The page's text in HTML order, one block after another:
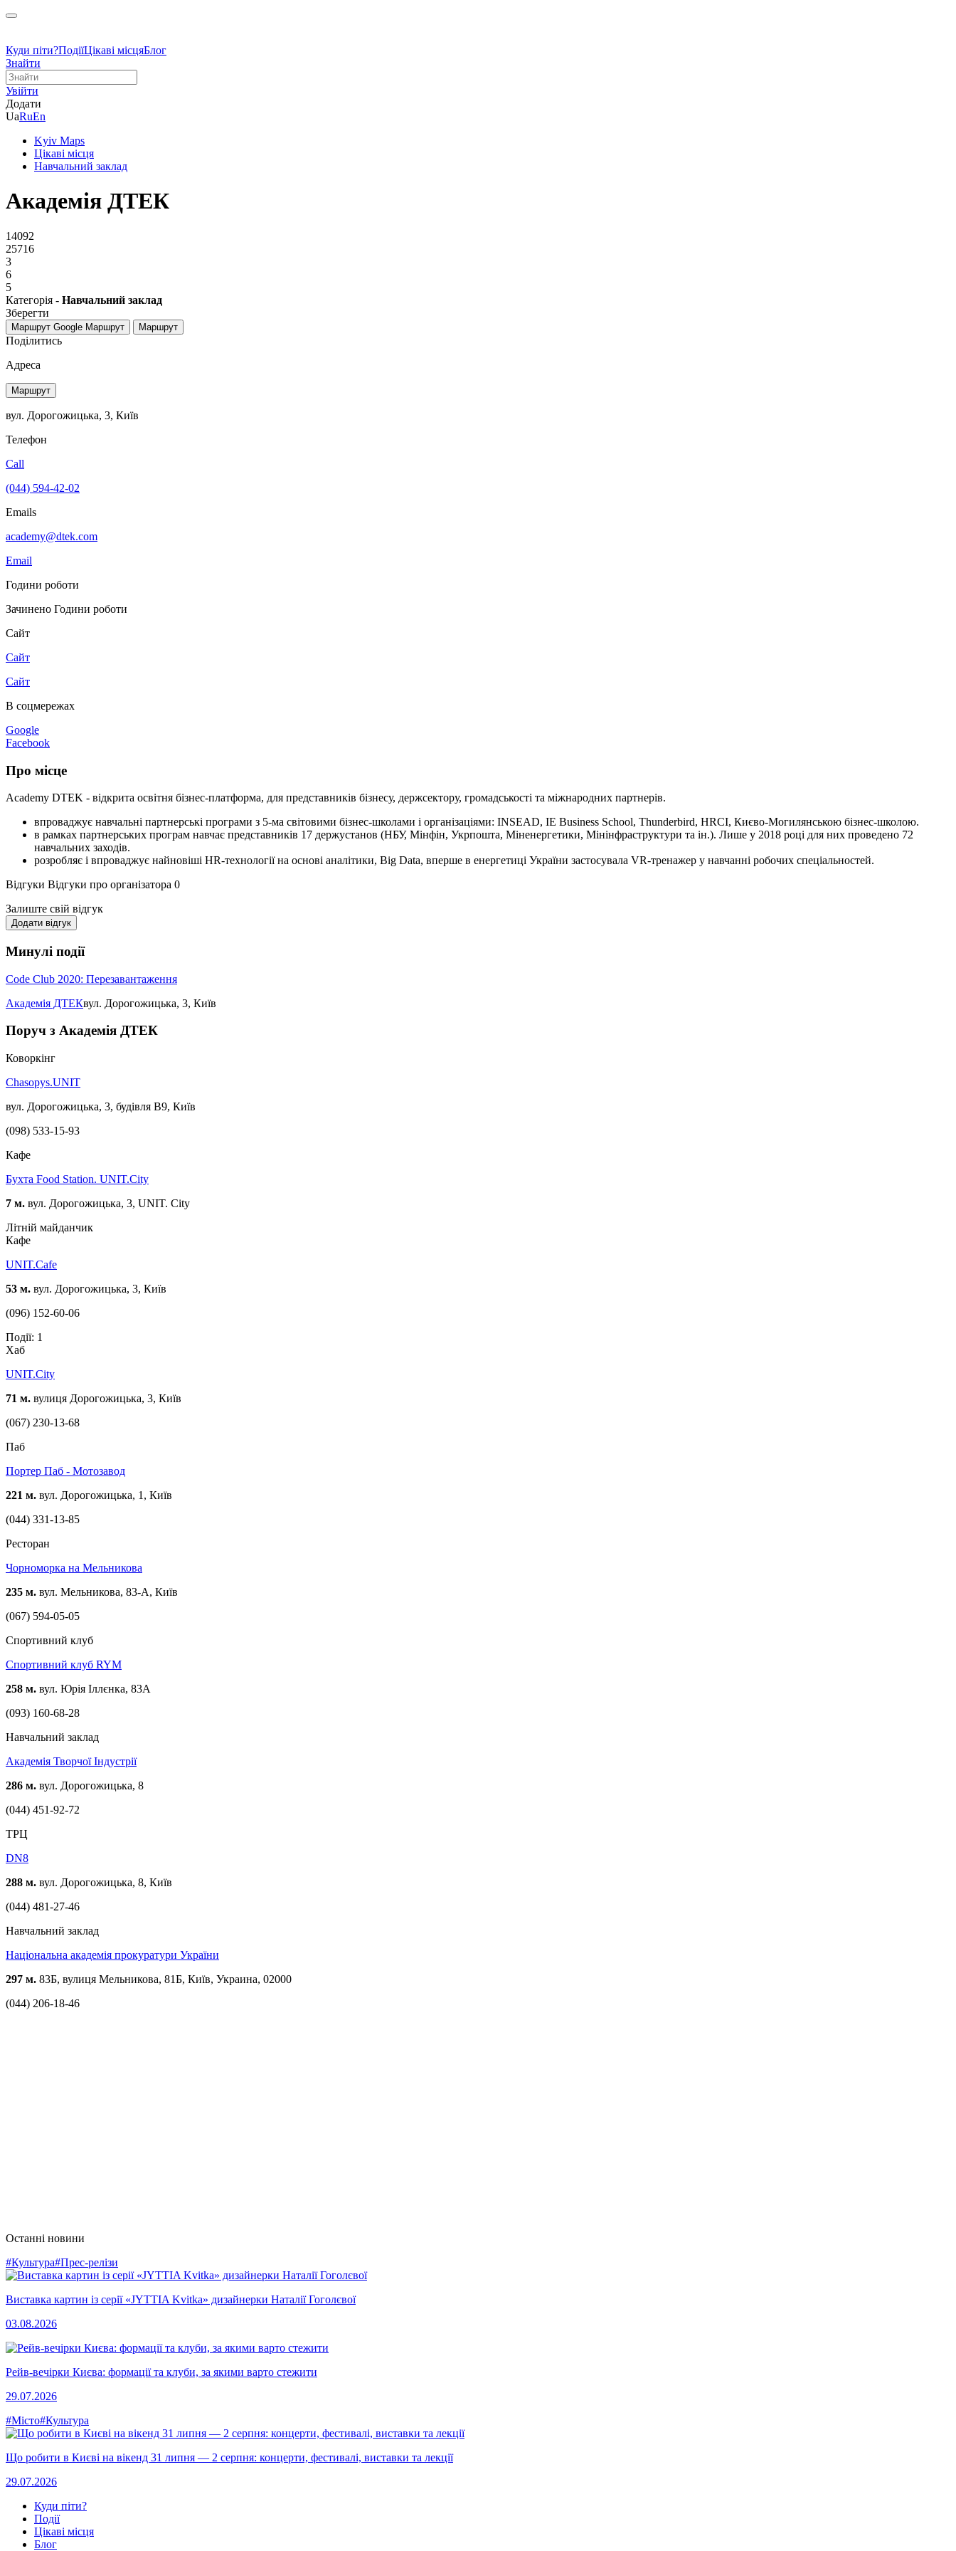
Куди піти?ПодіїЦікаві місцяБлог
Знайти
Увійти
Додати
UaRuEn
Kyiv Maps
Цікаві місця
Навчальний заклад
Академія ДТЕК
14092
25716
3
6
5
Категорія - Навчальний заклад
Зберегти
Маршрут Google Маршрут Маршрут
Поділитись
Адреса
Маршрут
вул. Дорогожицька, 3, Київ
Телефон
Call
(044) 594-42-02
Emails
academy@dtek.com
Email
Години роботи
Зачинено Години роботи
Сайт
Сайт
Сайт
В соцмережах
Google
Facebook
Про місце
Academy DTEK - відкрита освітня бізнес-платформа, для представників бізнесу, держсектору, громадськості та міжнародних партнерів.
впроваджує навчальні партнерські програми з 5-ма світовими бізнес-школами і організаціями: INSEAD, IE Business School, Thunderbird, HRCI, Києво-Могилянською бізнес-школою.
в рамках партнерських програм навчає представників 17 держустанов (НБУ, Мінфін, Укрпошта, Міненергетики, Мінінфраструктури та ін.). Лише у 2018 році для них проведено 72
навчальних заходів.
розробляє і впроваджує найновіші HR-технології на основі аналітики, Big Data, вперше в енергетиці України застосувала VR-тренажер у навчанні робочих спеціальностей.
Відгуки Відгуки про організатора 0
Залиште свій відгук
Додати відгук
Минулі події
Code Club 2020: Перезавантаження
Академія ДТЕКвул. Дорогожицька, 3, Київ
Поруч з Академія ДТЕК
Коворкінг
Chasopys.UNIT
вул. Дорогожицька, 3, будівля B9, Київ
(098) 533-15-93
Кафе
Бухта Food Station. UNIT.City
7 м. вул. Дорогожицька, 3, UNIT. City
Літній майданчик
Кафе
UNIT.Cafe
53 м. вул. Дорогожицька, 3, Київ
(096) 152-60-06
Події: 1
Хаб
UNIT.City
71 м. вулиця Дорогожицька, 3, Київ
(067) 230-13-68
Паб
Портер Паб - Мотозавод
221 м. вул. Дорогожицька, 1, Київ
(044) 331-13-85
Ресторан
Чорноморка на Мельникова
235 м. вул. Мельникова, 83-А, Київ
(067) 594-05-05
Спортивний клуб
Спортивний клуб RYM
258 м. вул. Юрія Іллєнка, 83А
(093) 160-68-28
Навчальний заклад
Академія Творчої Індустрії
286 м. вул. Дорогожицька, 8
(044) 451-92-72
ТРЦ
DN8
288 м. вул. Дорогожицька, 8, Київ
(044) 481-27-46
Навчальний заклад
Національна академія прокуратури України
297 м. 83Б, вулиця Мельникова, 81Б, Київ, Украина, 02000
(044) 206-18-46
Останні новини
#Культура#Прес-релізи
Виставка картин із серії «JYTTIA Kvitka» дизайнерки Наталії Гоголєвої
03.08.2026
Рейв-вечірки Києва: формації та клуби, за якими варто стежити
29.07.2026
#Місто#Культура
Що робити в Києві на вікенд 31 липня — 2 серпня: концерти, фестивалі, виставки та лекції
29.07.2026
Куди піти?
Події
Цікаві місця
Блог